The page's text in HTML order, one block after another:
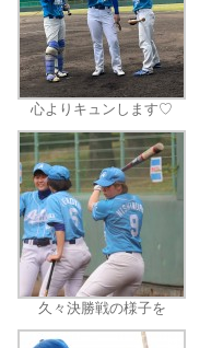
心よりキュンします♡
久々決勝戦の様子を